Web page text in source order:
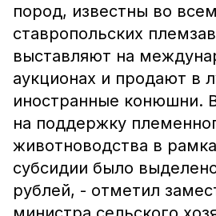
пород, известны во
ставропольских
выставляют на
аукционах и продают в
иностранные конюшни.
на поддержку
животноводства в
субсидии было
рублей, - отметил